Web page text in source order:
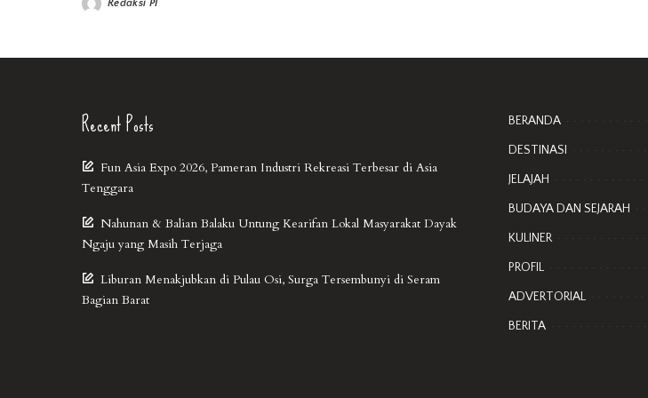
Redaksi PI
Recent Posts
Fun Asia Expo 2026, Pameran Industri Rekreasi Terbesar di Asia
Tenggara
Nahunan & Balian Balaku Untung Kearifan Lokal Masyarakat Dayak
Ngaju yang Masih Terjaga
Liburan Menakjubkan di Pulau Osi, Surga Tersembunyi di Seram
Bagian Barat
BERANDA
DESTINASI
JELAJAH
BUDAYA DAN SEJARAH
KULINER
PROFIL
ADVERTORIAL
BERITA